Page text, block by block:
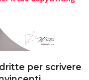
per scrivere